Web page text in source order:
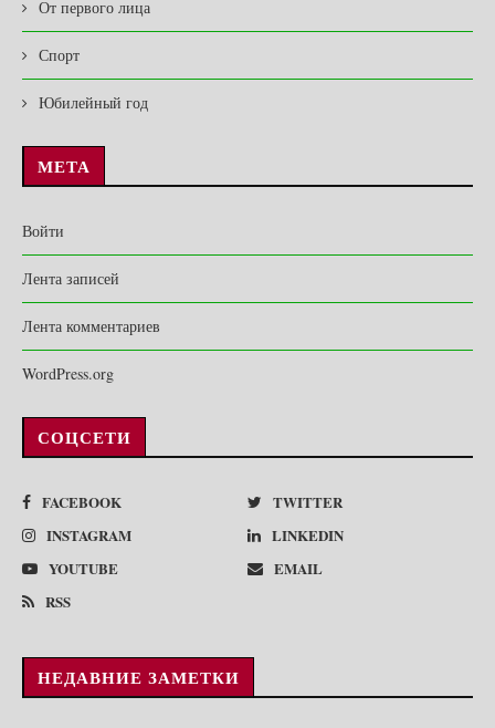
От первого лица
Спорт
Юбилейный год
МЕТА
Войти
Лента записей
Лента комментариев
WordPress.org
СОЦСЕТИ
FACEBOOK
TWITTER
INSTAGRAM
LINKEDIN
YOUTUBE
EMAIL
RSS
НЕДАВНИЕ ЗАМЕТКИ